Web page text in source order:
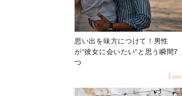
思い出を味方につけて！男性
が“彼女に会いたい”と思う瞬間7
つ
Love